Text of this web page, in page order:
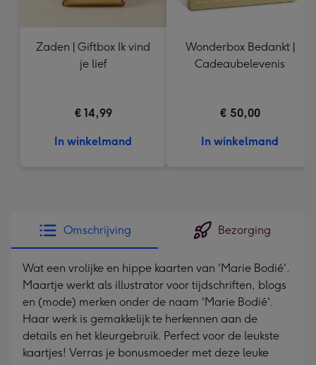
Zaden | Giftbox Ik vind
je lief
€ 14,99
In winkelmand
Wonderbox Bedankt |
Cadeaubelevenis
€ 50,00
In winkelmand
Omschrijving Bezorging
Wat een vrolijke en hippe kaarten van 'Marie Bodié'.
Maartje werkt als illustrator voor tijdschriften, blogs
en (mode) merken onder de naam 'Marie Bodié'.
Haar werk is gemakkelijk te herkennen aan de
details en het kleurgebruik. Perfect voor de leukste
kaartjes! Verras je bonusmoeder met deze leuke